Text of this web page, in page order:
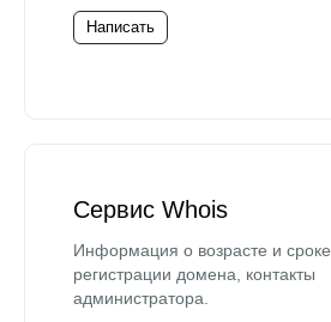
Написать
Сервис Whois
Информация о возрасте и сроке
регистрации домена, контакты
администратора.